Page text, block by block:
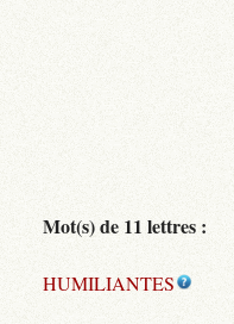
Mot(s) de 11 lettres :
HUMILIANTES